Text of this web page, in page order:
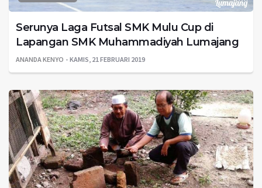
Serunya Laga Futsal SMK Mulu Cup di
Lapangan SMK Muhammadiyah Lumajang
ANANDA KENYO KAMIS, 21 FEBRUARI 2019